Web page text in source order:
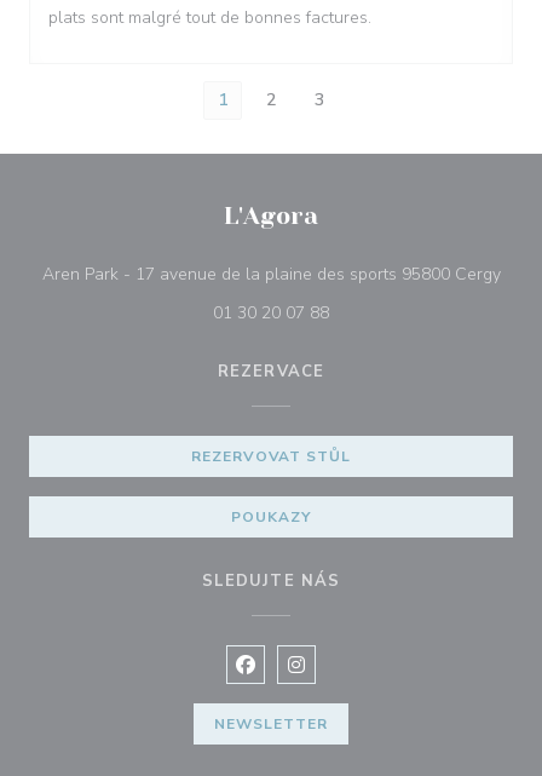
plats sont malgré tout de bonnes factures.
1 2 3
L'Agora
Aren Park - 17 avenue de la plaine des sports 95800 Cergy
01 30 20 07 88
REZERVACE
REZERVOVAT STŮL
POUKAZY
SLEDUJTE NÁS
Facebook ((otevře se v novém
Instagram ((otevře se v
NEWSLETTER